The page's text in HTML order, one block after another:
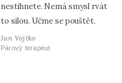
nestihnete. Nemá smysl rvát
to silou. Učme se pouštět.
Jan Vojtko
Párový terapeut